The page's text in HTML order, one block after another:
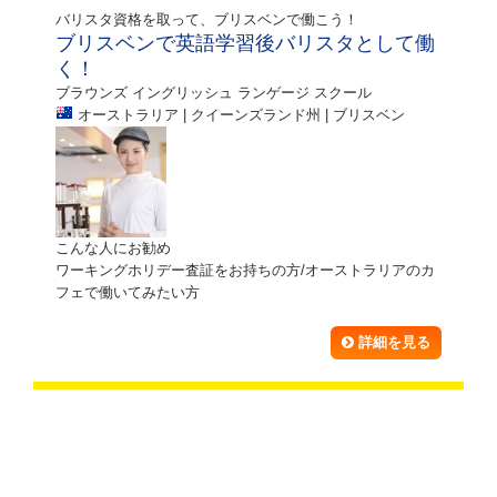
バリスタ資格を取って、ブリスベンで働こう！
ブリスベンで英語学習後バリスタとして働
く！
ブラウンズ イングリッシュ ランゲージ スクール
オーストラリア | クイーンズランド州 | ブリスベン
こんな人にお勧め
ワーキングホリデー査証をお持ちの方/オーストラリアのカ
フェで働いてみたい方
詳細を見る